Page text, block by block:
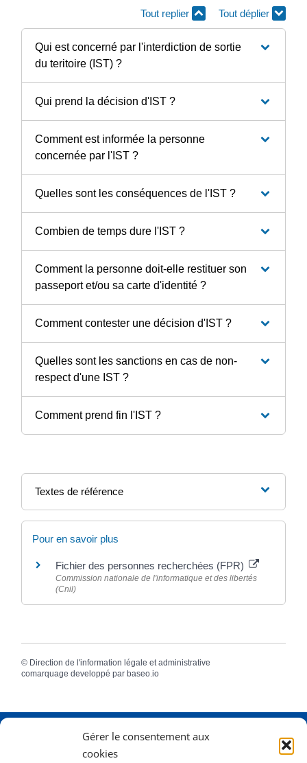
Gérer le consentement aux
cookies
Tout replier Tout déplier
Qui est concerné par l'interdiction de sortie
du teritoire (IST) ?
Qui prend la décision d'IST ?
Comment est informée la personne
concernée par l'IST ?
Quelles sont les conséquences de l'IST ?
Combien de temps dure l'IST ?
Comment la personne doit-elle restituer son
passeport et/ou sa carte d'identité ?
Comment contester une décision d'IST ?
Quelles sont les sanctions en cas de non-
respect d'une IST ?
Comment prend fin l'IST ?
Textes de référence
Pour en savoir plus
Fichier des personnes recherchées (FPR)
Commission nationale de l'informatique et des libertés
(Cnil)
© Direction de l'information légale et administrative
comarquage developpé par baseo.io
2 Rue Dame Pernette